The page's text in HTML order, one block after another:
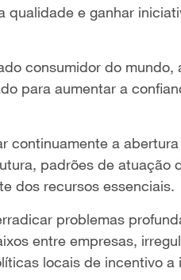
e ganhar
consumidor do mundo,
para aumentar a
continuamente a
padrões de atuação
dos recursos essenciais.
problemas
entre empresas,
locais de incentivo a